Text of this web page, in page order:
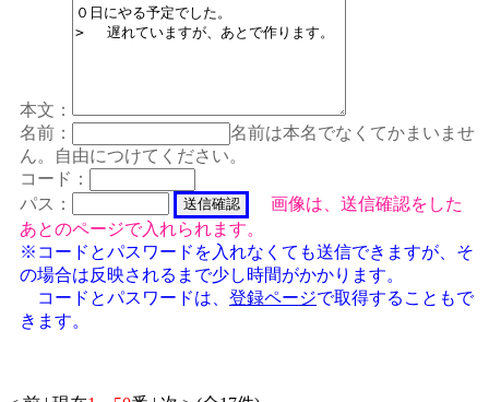
本文：
名前：
名前は本名でなくてかまいませ
ん。自由につけてください。
コード：
パス：
画像は、送信確認をした
あとのページで入れられます。
※コードとパスワードを入れなくても送信できますが、そ
の場合は反映されるまで少し時間がかかります。
コードとパスワードは、 登録ページで取得することもで
きます。